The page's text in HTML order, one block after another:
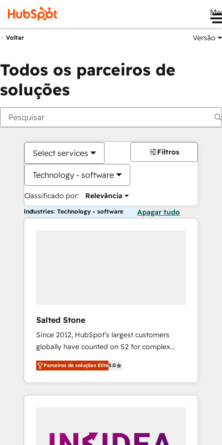
Voltar Versão
Todos os parceiros de
soluções
Select services
Technology - software
Classificado por: Relevância
Filtros
Industries: Technology - software Apagar tudo
Salted Stone
Since 2012, HubSpot’s largest customers
globally have counted on S2 for complex
migrations, change management, systems
integration, and creative solutions that
deliver measurable impact and transform
brand experiences As one of the few full-
globally regionalized HubSpot websites,
Parceiros de soluções Elite5.0